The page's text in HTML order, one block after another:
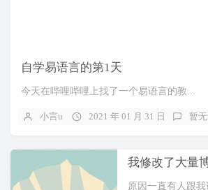
自学易语言的第1天
今天在哔哩哔哩上找了一个易语言的教...
小言u 2021 年 01 月 31 日 暂
原因一直有人跟